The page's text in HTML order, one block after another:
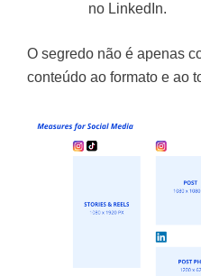
no LinkedIn.
O segredo não é apenas
conteúdo ao formato e ao